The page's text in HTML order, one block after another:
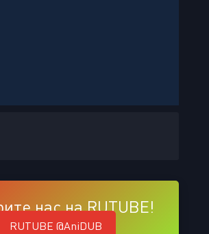
нас на RUTUBE!
RUTUBE @AniDUB